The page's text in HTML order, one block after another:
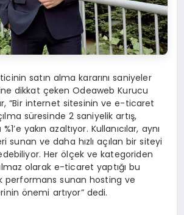
satın alma kararını saniyeler
dikkat çeken Odeaweb Kurucu
“Bir internet sitesinin ve e-ticaret
süresinde 2 saniyelik artış,
yakın azaltıyor. Kullanıcılar, aynı
sunan ve daha hızlı açılan bir siteyi
Her ölçek ve kategoriden
olarak e-ticaret yaptığı bu
performans sunan hosting ve
önemi artıyor” dedi.